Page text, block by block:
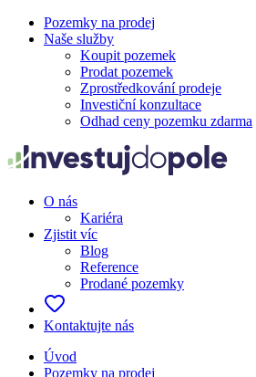
Pozemky na prodej
Naše služby
Koupit pozemek
Prodat pozemek
Zprostředkování prodeje
Investiční konzultace
Odhad ceny pozemku zdarma
O nás
Kariéra
Zjistit víc
Blog
Reference
Prodané pozemky
Kontaktujte nás
Úvod
Pozemky na prodej